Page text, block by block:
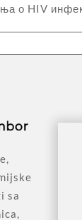
о HIV
sa